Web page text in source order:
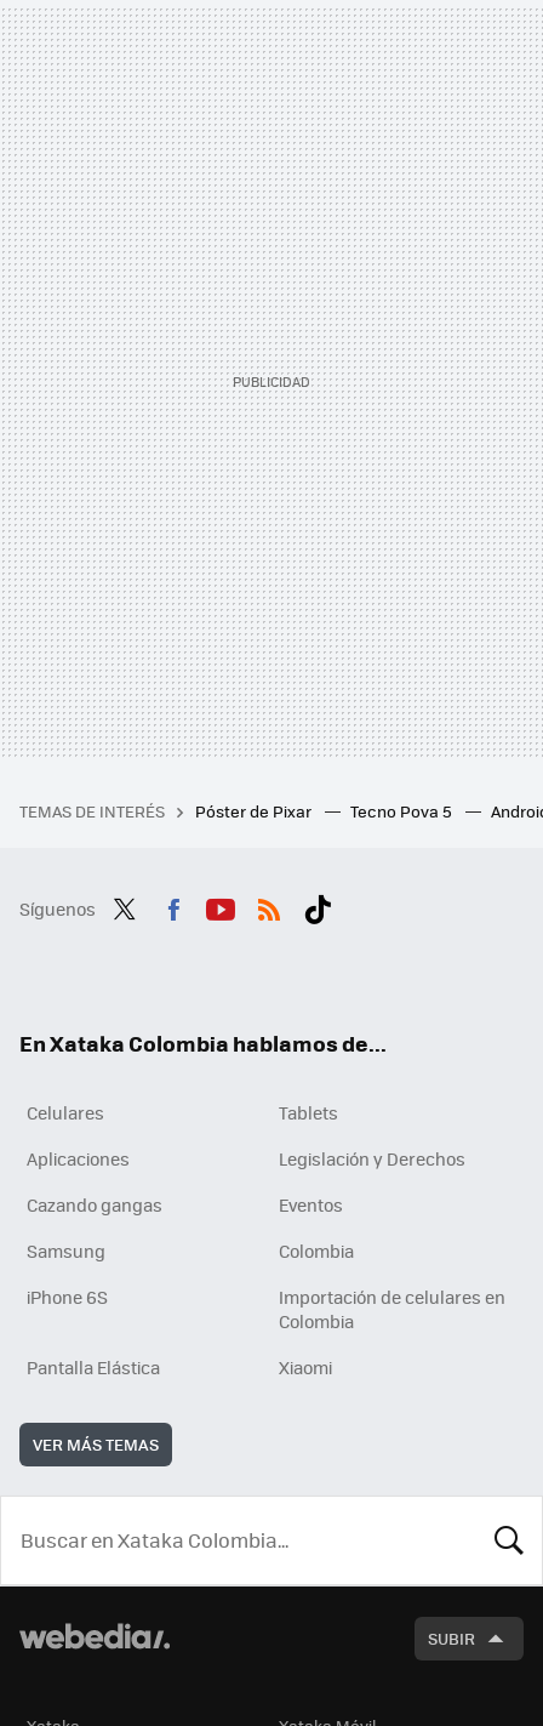
TEMAS DE INTERÉS Póster de Pixar Tecno Pova 5
Síguenos
En Xataka Colombia hablamos de...
Celulares
Tablets
Aplicaciones
Legislación y Derechos
Cazando gangas
Eventos
Samsung
Colombia
iPhone 6S
Importación de celulares en
Colombia
Pantalla Elástica
Xiaomi
VER MÁS TEMAS
SUBIR